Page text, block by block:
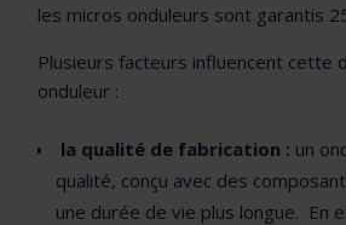
les micros onduleurs sont garantis
Plusieurs facteurs influencent cette
onduleur :
la qualité de fabrication : un
qualité, conçu avec des
une durée de vie plus longue. En